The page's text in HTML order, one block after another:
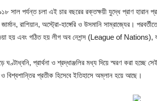
সাল পর্যন্ত চলা এই চার বছরের রক্তক্ষয়ী যুদ্ধে প্রাণ
রাশিয়ান, অস্ট্রো-হাঙ্গেরি ও উসমানি সাম্রাজ্যের।
হয় এবং গঠিত হয় লীগ অব নেশন্স (League of Nations),
ঘণ্টাধ্বনি, প্রার্থনা ও শ্রদ্ধাঞ্জলির মধ্য দিয়ে স্মরণ করা
ও বিশ্বশান্তির প্রতীক হিসেবে ইতিহাসে অম্লান হয়ে আছে।